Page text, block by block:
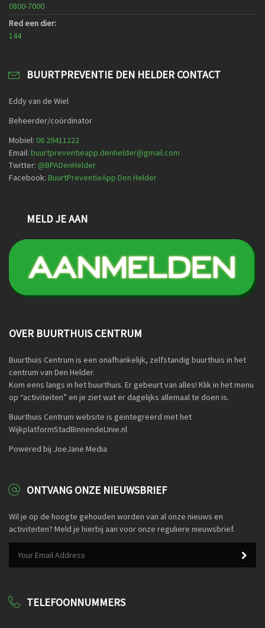
0800-7000
Red een dier:
144
BUURTPREVENTIE DEN HELDER CONTACT
Eddy van de Wiel
Beheerder/coördinator
Mobiel: 06 29411222
Email: buurtpreventieapp.denhelder@gmail.com
Twitter: @BPADenHelder
Facebook: BuurtPreventieApp Den Helder
MELD JE AAN
OVER BUURTHUIS CENTRUM
Buurthuis Centrum is een onafhankelijk, zelfstandig buurthuis in het
centrum van Den Helder.
Kom eens langs in het buurthuis. Er gebeurt van alles! Klik in het menu
op “activiteiten” en je ziet wat er dagelijks allemaal te doen is.
Buurthuis Centrum website is geintegreerd met het
WijkplatformStadBinnendeLInie.nl
Powered bij JoeJane Media
ONTVANG ONZE NIEUWSBRIEF
Wil je op de hoogte gehouden worden van al onze nieuws en
activiteiten? Meld je hierbij aan voor onze reguliere nieuwsbrief.
TELEFOONNUMMERS